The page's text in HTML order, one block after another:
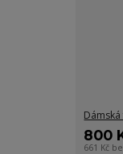
800
661 Kč